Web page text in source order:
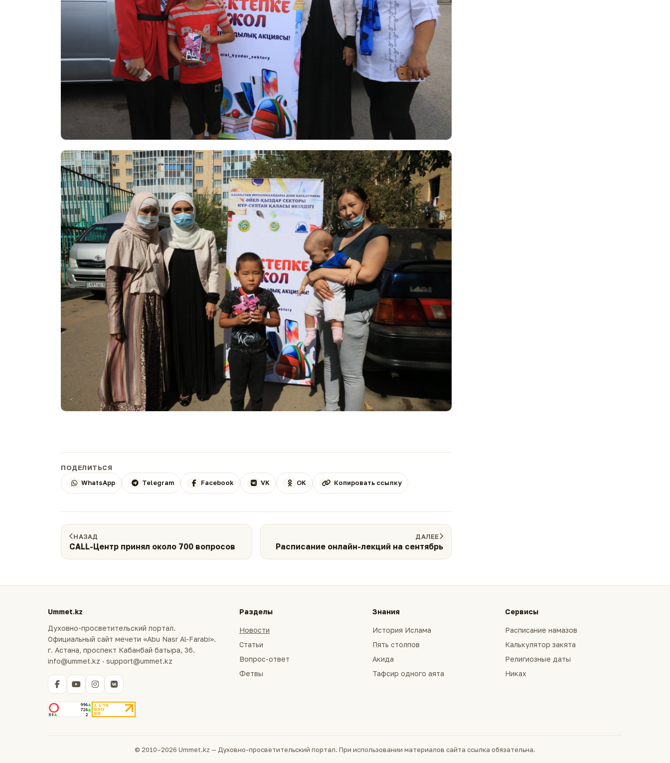
ПОДЕЛИТЬСЯ
WhatsApp
Telegram Facebook VK OK Копировать ссылку
НАЗАД
CALL-Центр принял около 700 вопросов
ДАЛЕЕ
Расписание онлайн-лекций на сентябрь
Ummet.kz
Духовно-просветительский портал.
Официальный сайт мечети «Abu Nasr Al-Farabi».
г. Астана, проспект Кабанбай батыра, 36.
info@ummet.kz · support@ummet.kz
Разделы
Новости
Статьи
Вопрос-ответ
Фетвы
Знания
История Ислама
Пять столпов
Акида
Тафсир одного аята
Сервисы
Расписание намазов
Калькулятор закята
Религиозные даты
Никах
© 2010–2026 Ummet.kz — Духовно-просветительский портал. При использовании материалов сайта ссылка обязательна.